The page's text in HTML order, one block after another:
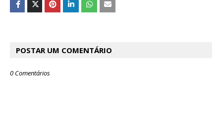
POSTAR UM COMENTÁRIO
0 Comentários